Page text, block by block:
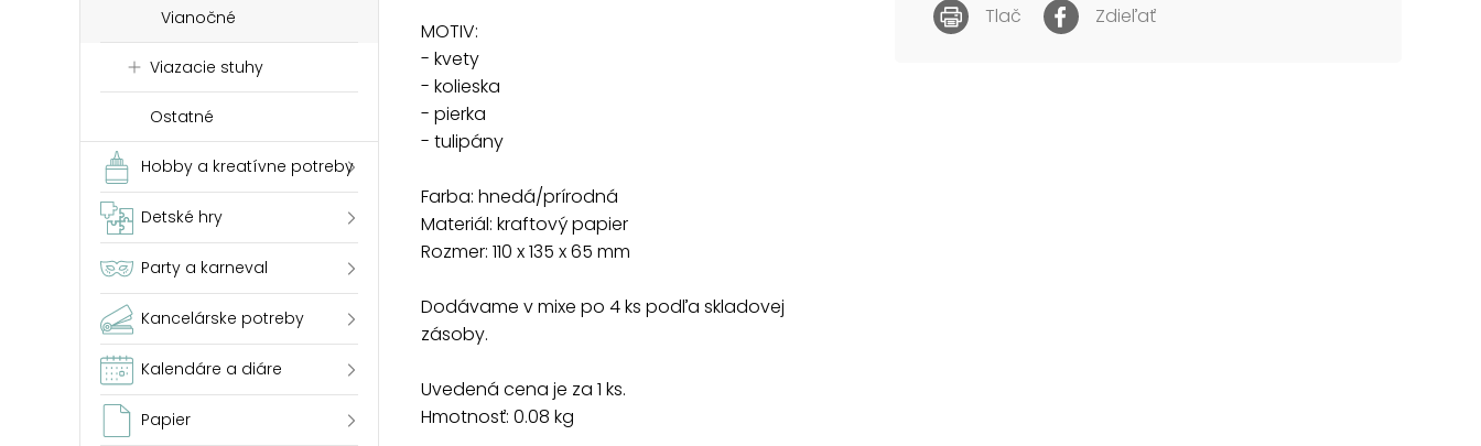
Vianočné
Viazacie stuhy
Ostatné
Hobby a kreatívne potreby
Detské hry
Party a karneval
Kancelárske potreby
Kalendáre a diáre
Papier
Dodávame v mixe po 4 ks podľa skladovej zásoby.
MOTIV:
- kvety
- kolieska
- pierka
- tulipány
Farba: hnedá/prírodná
Materiál: kraftový papier
Rozmer: 110 x 135 x 65 mm
Dodávame v mixe po 4 ks podľa skladovej
zásoby.
Uvedená cena je za 1 ks.
Hmotnosť: 0.08 kg
Tlač Zdieľať